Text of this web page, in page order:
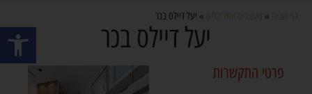
פתח
»
» יעל דיילס בכר
יעל דיילס בכר
פרטי התקשרות